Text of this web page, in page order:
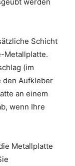
Schicht
Metallplatte.
(im
den Aufkleber
an einem
wenn Ihre
Metallplatte